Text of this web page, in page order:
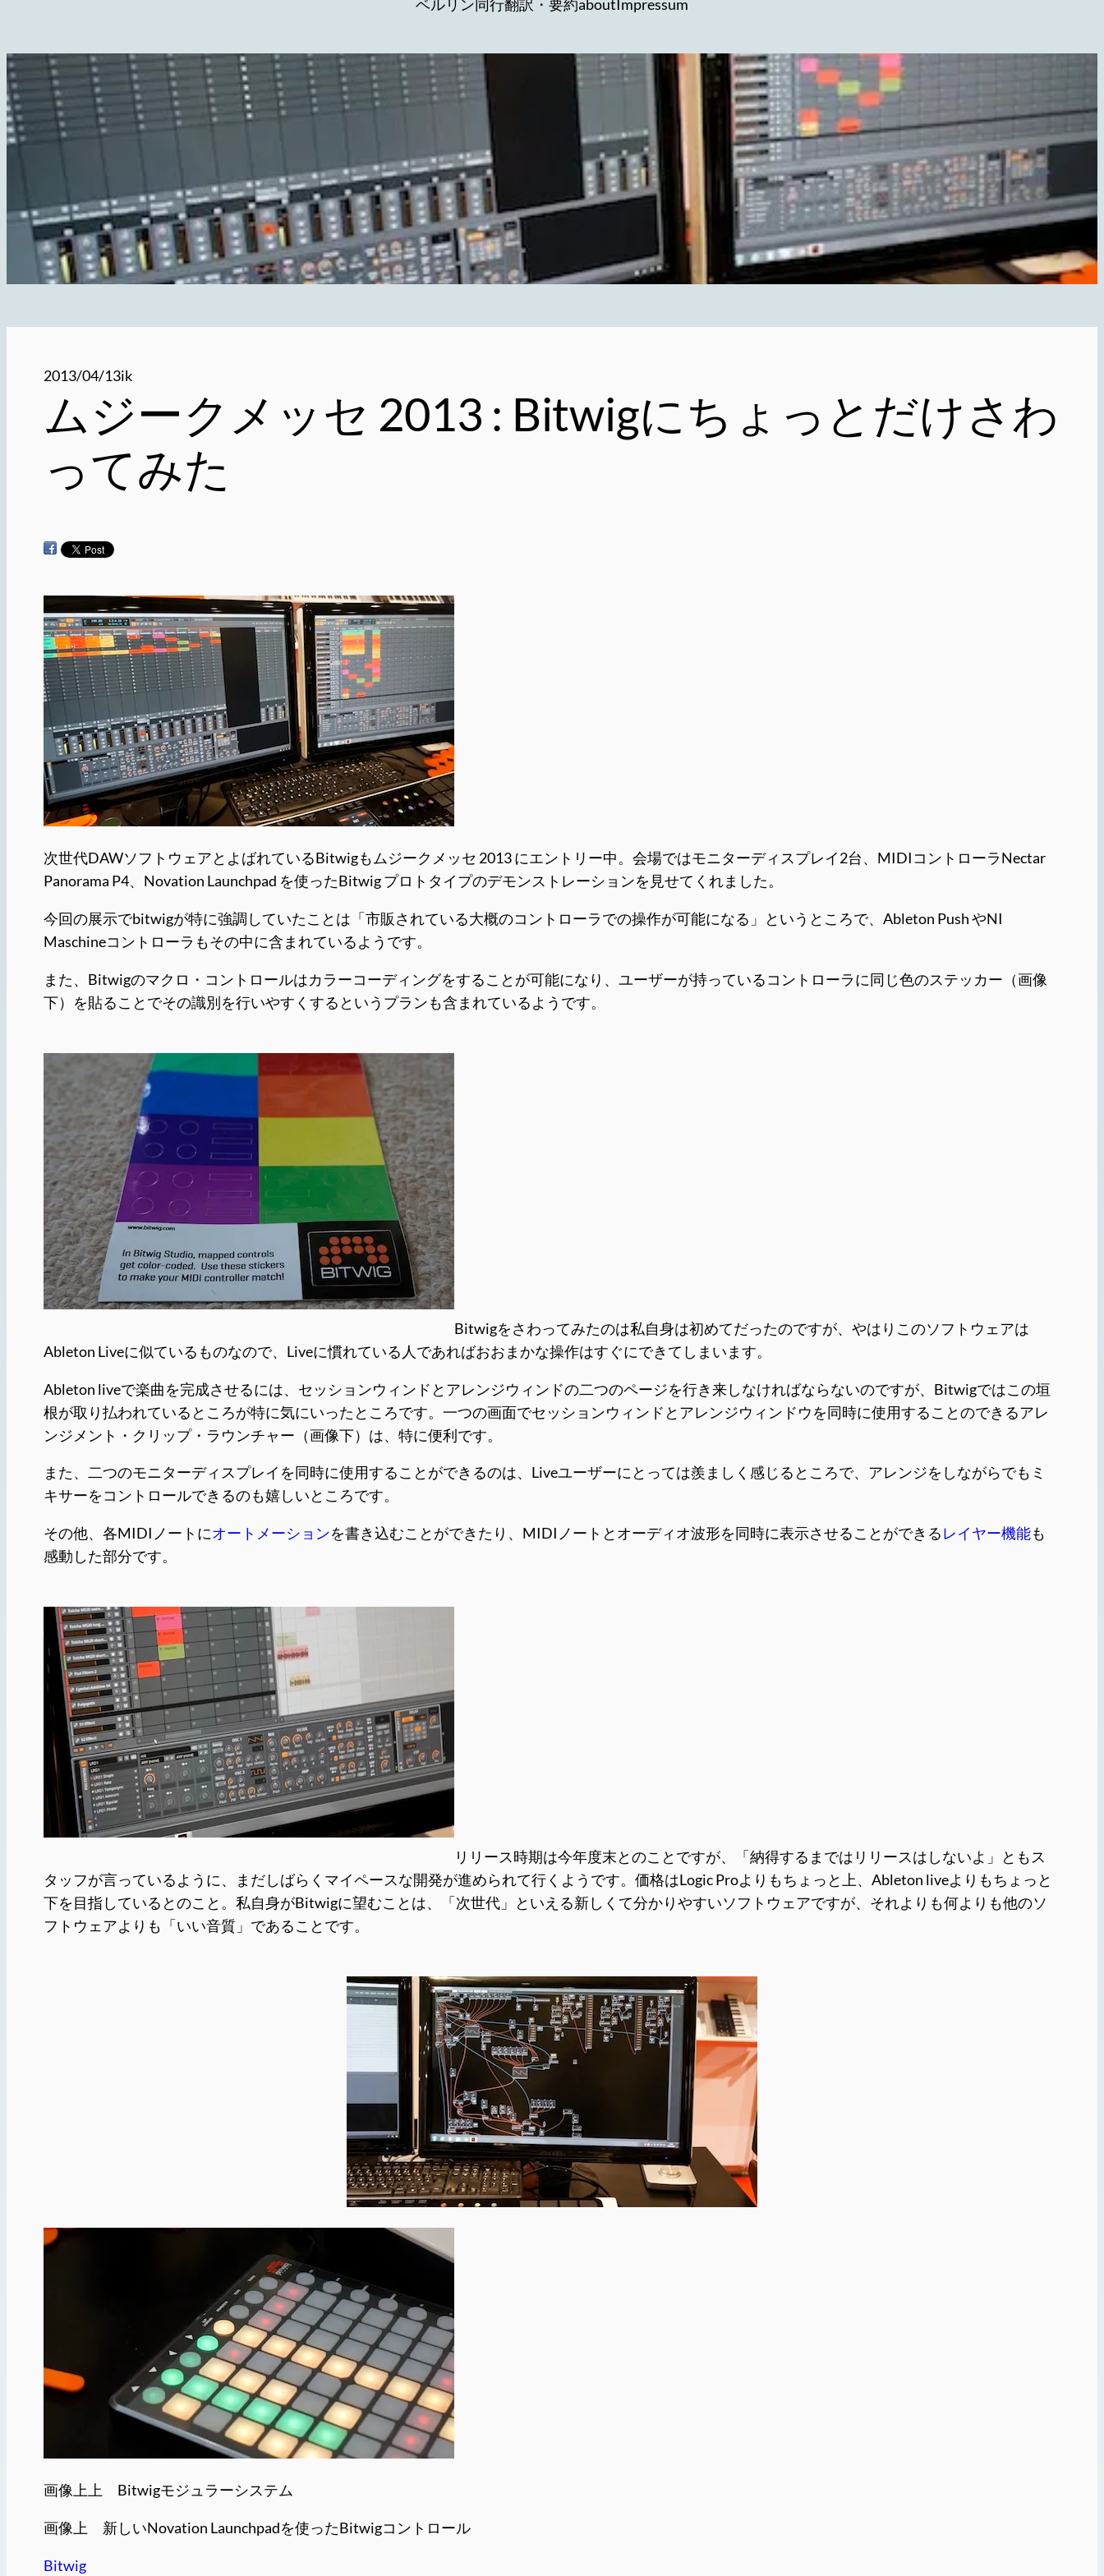
ベルリン同行翻訳・要約aboutImpressum
2013/04/13ik
ムジークメッセ 2013 : Bitwigにちょっとだけさわ
ってみた
次世代DAWソフトウェアとよばれているBitwigもムジークメッセ 2013 にエントリー中。会場ではモニターディスプレイ2台、MIDIコントローラNectar
Panorama P4、Novation Launchpad を使ったBitwig プロトタイプのデモンストレーションを見せてくれました。
今回の展示でbitwigが特に強調していたことは「市販されている大概のコントローラでの操作が可能になる」というところで、Ableton Push やNI
Maschineコントローラもその中に含まれているようです。
また、Bitwigのマクロ・コントロールはカラーコーディングをすることが可能になり、ユーザーが持っているコントローラに同じ色のステッカー（画像
下）を貼ることでその識別を行いやすくするというプランも含まれているようです。
Bitwigをさわってみたのは私自身は初めてだったのですが、やはりこのソフトウェアは
Ableton Liveに似ているものなので、Liveに慣れている人であればおおまかな操作はすぐにできてしまいます。
Ableton liveで楽曲を完成させるには、セッションウィンドとアレンジウィンドの二つのページを行き来しなければならないのですが、Bitwigではこの垣
根が取り払われているところが特に気にいったところです。一つの画面でセッションウィンドとアレンジウィンドウを同時に使用することのできるアレ
ンジメント・クリップ・ラウンチャー（画像下）は、特に便利です。
また、二つのモニターディスプレイを同時に使用することができるのは、Liveユーザーにとっては羨ましく感じるところで、アレンジをしながらでもミ
キサーをコントロールできるのも嬉しいところです。
その他、各MIDIノートにオートメーションを書き込むことができたり、MIDIノートとオーディオ波形を同時に表示させることができるレイヤー機能も
感動した部分です。
リリース時期は今年度末とのことですが、「納得するまではリリースはしないよ」ともス
タッフが言っているように、まだしばらくマイペースな開発が進められて行くようです。価格はLogic Proよりもちょっと上、Ableton liveよりもちょっと
下を目指しているとのこと。私自身がBitwigに望むことは、「次世代」といえる新しくて分かりやすいソフトウェアですが、それよりも何よりも他のソ
フトウェアよりも「いい音質」であることです。
画像上上 Bitwigモジュラーシステム
画像上 新しいNovation Launchpadを使ったBitwigコントロール
Bitwig